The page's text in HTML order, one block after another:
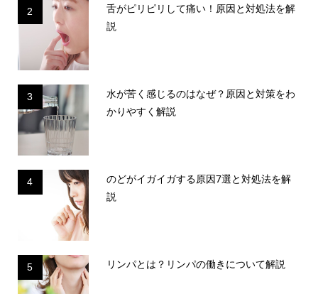
2
舌がピリピリして痛い！原因と対処法を解
説
3
水が苦く感じるのはなぜ？原因と対策をわ
かりやすく解説
4
のどがイガイガする原因7選と対処法を解
説
5 リンパとは？リンパの働きについて解説